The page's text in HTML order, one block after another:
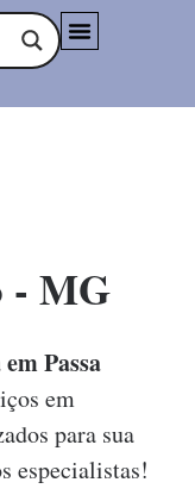
- MG
Passa
em
para sua
especialistas!